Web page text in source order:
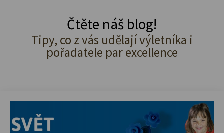
Čtěte náš blog!
Tipy, co z vás udělají výletníka i
pořadatele par excellence